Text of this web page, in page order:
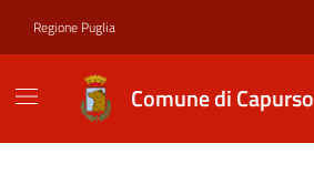
Regione Puglia
Comune di Capurso